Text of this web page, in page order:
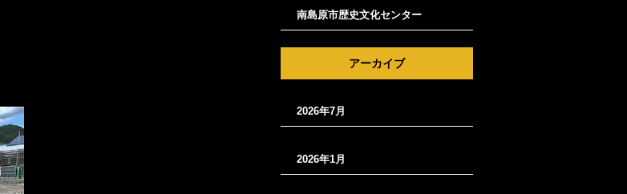
南島原市歴史文化センター
アーカイブ
2026年7月
2026年1月